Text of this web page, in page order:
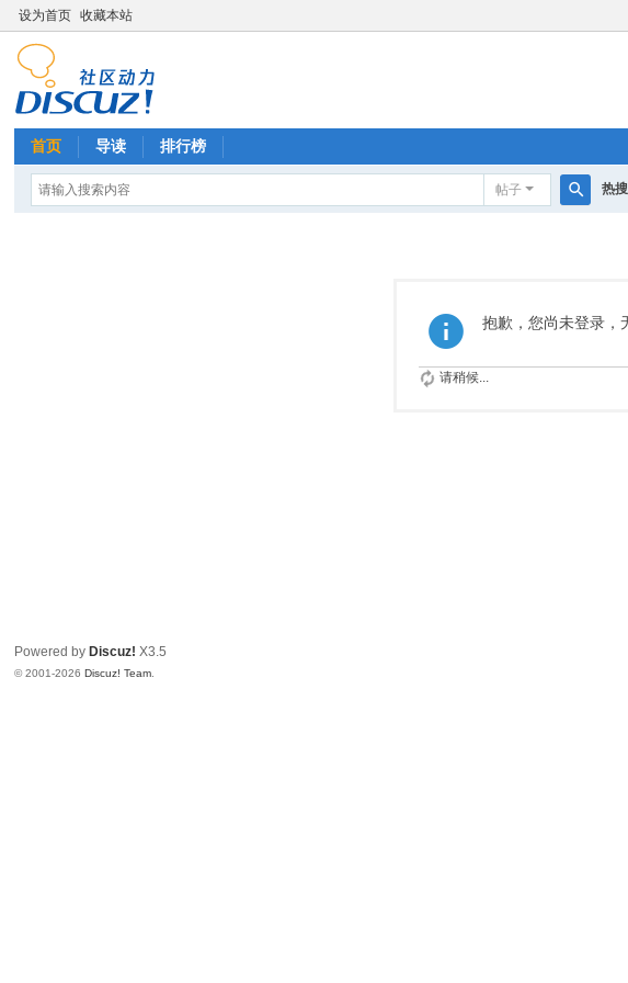
设为首页 收藏本站
首页 导读 排行榜
帖子 热
抱歉，您尚未登录，
请稍候...
Powered by Discuz! X3.5
© 2001-2026Discuz! Team